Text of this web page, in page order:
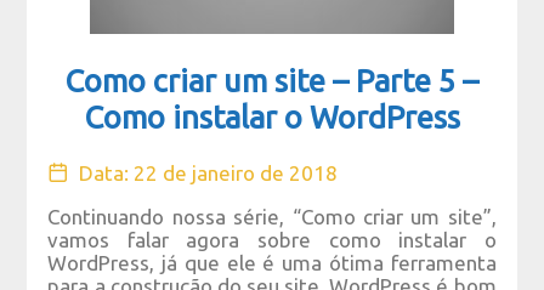
Como criar um site – Parte 5 –
Como instalar o WordPress
Data: 22 de janeiro de 2018
Continuando nossa série, “Como criar um site”,
vamos falar agora sobre como instalar o
WordPress, já que ele é uma ótima ferramenta